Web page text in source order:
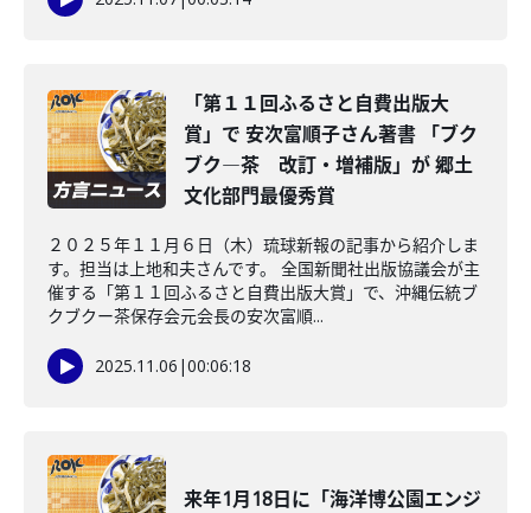
「第１１回ふるさと自費出版大
賞」で 安次富順子さん著書 「ブク
ブク―茶 改訂・増補版」が 郷土
文化部門最優秀賞
２０２５年１１月６日（木）琉球新報の記事から紹介しま
す。担当は上地和夫さんです。 全国新聞社出版協議会が主
催する「第１１回ふるさと自費出版大賞」で、沖縄伝統ブ
クブクー茶保存会元会長の安次富順...
2025.11.06 |00:06:18
来年1月18日に「海洋博公園エンジ